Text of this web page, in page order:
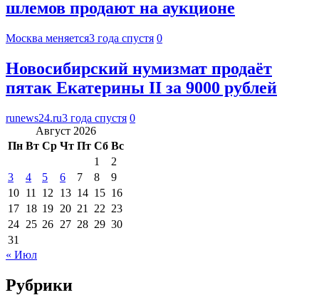
шлемов продают на аукционе
Москва меняется3 года спустя 0
Новосибирский нумизмат продаёт
пятак Екатерины II за 9000 рублей
runews24.ru3 года спустя 0
Август 2026
Пн Вт Ср Чт Пт Сб Вс
1
2
3
4 5 6 7 8
9
10 11 12 13 14 15 16
17 18 19 20 21 22 23
24 25 26 27 28 29 30
31
« Июл
Рубрики